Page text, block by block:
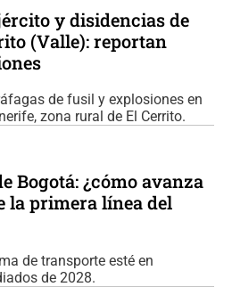
y disidencias de
(Valle): reportan
de fusil y explosiones en
zona rural de El Cerrito.
Bogotá: ¿cómo avanza
la primera línea del
de transporte esté en
de 2028.